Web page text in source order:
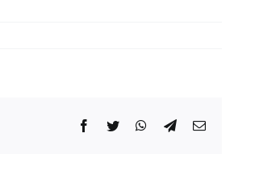
Facebook
Twitter WhatsApp
TelegramCorreo